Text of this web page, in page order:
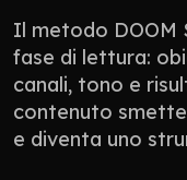
Il metodo DOOM
fase di lettura:
canali, tono e
contenuto
e diventa uno